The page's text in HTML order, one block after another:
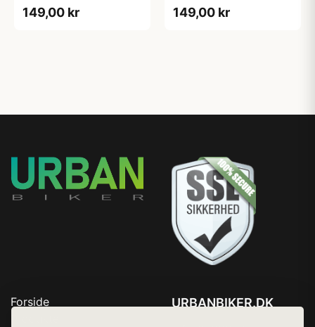
149,00 kr 149,00 kr
Forside
URBANBIKER.DK